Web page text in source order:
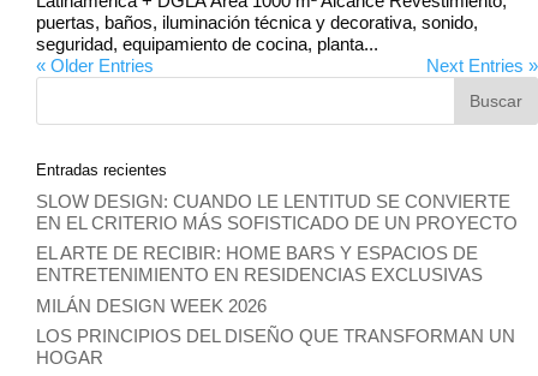
puertas, baños, iluminación técnica y decorativa, sonido,
seguridad, equipamiento de cocina, planta...
« Older Entries
Next Entries »
Entradas recientes
SLOW DESIGN: CUANDO LE LENTITUD SE CONVIERTE
EN EL CRITERIO MÁS SOFISTICADO DE UN PROYECTO
EL ARTE DE RECIBIR: HOME BARS Y ESPACIOS DE
ENTRETENIMIENTO EN RESIDENCIAS EXCLUSIVAS
MILÁN DESIGN WEEK 2026
LOS PRINCIPIOS DEL DISEÑO QUE TRANSFORMAN UN
HOGAR